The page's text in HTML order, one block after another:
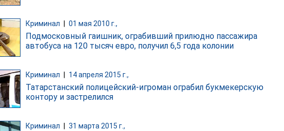
Криминал 01 мая 2010 г.,
Подмосковный гаишник, ограбивший прилюдно пассажира
автобуса на 120 тысяч евро, получил 6,5 года колонии
Криминал 14 апреля 2015 г.,
Татарстанский полицейский-игроман ограбил букмекерскую
контору и застрелился
Криминал 31 марта 2015 г.,